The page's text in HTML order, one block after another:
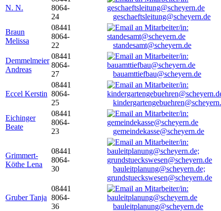
N. N.
8064-
24
geschaeftsleitung@scheyern.de
Braun
Melissa
08441
8064-
22
standesamt@scheyern.de
Demmelmeier
Andreas
08441
8064-
27
bauamttiefbau@scheyern.de
Eccel Kerstin
08441
8064-
25
Eichinger
Beate
08441
8064-
23
gemeindekasse@scheyern.de
Grimmert-
Köthe Lena
08441
8064-
30
bauleitplanung@scheyern.de;
grundstueckswesen@scheyern.de
Gruber Tanja
08441
8064-
36
bauleitplanung@scheyern.de